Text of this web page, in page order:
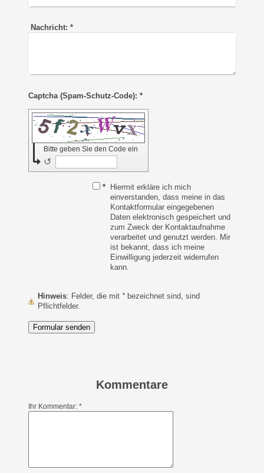
Nachricht: *
Captcha (Spam-Schutz-Code): *
Bitte geben Sie den Code ein
↺
*
Hiermit erkläre ich mich
einverstanden, dass meine in das
Kontaktformular eingegebenen
Daten elektronisch gespeichert und
zum Zweck der Kontaktaufnahme
verarbeitet und genutzt werden. Mir
ist bekannt, dass ich meine
Einwilligung jederzeit widerrufen
kann.
Hinweis : Felder, die mit *bezeichnet sind, sind
Pflichtfelder.
Kommentare
Ihr Kommentar: *